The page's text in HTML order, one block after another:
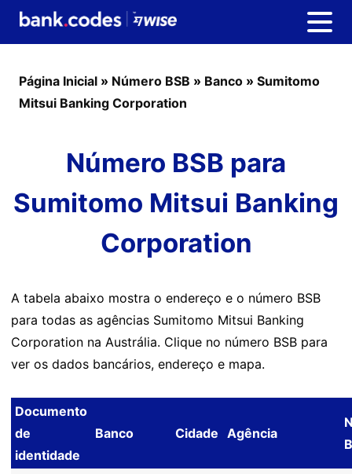
Página Inicial » Número BSB » Banco » Sumitomo
Mitsui Banking Corporation
Número BSB para
Sumitomo Mitsui Banking
Corporation
A tabela abaixo mostra o endereço e o número BSB
para todas as agências Sumitomo Mitsui Banking
Corporation na Austrália. Clique no número BSB para
ver os dados bancários, endereço e mapa.
Documento
de
identidade
Banco Cidade Agência